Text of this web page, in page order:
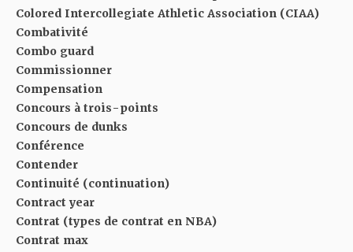
Colored Intercollegiate Athletic Association (CIAA)
Combativité
Combo guard
Commissionner
Compensation
Concours à trois-points
Concours de dunks
Conférence
Contender
Continuité (continuation)
Contract year
Contrat (types de contrat en NBA)
Contrat max